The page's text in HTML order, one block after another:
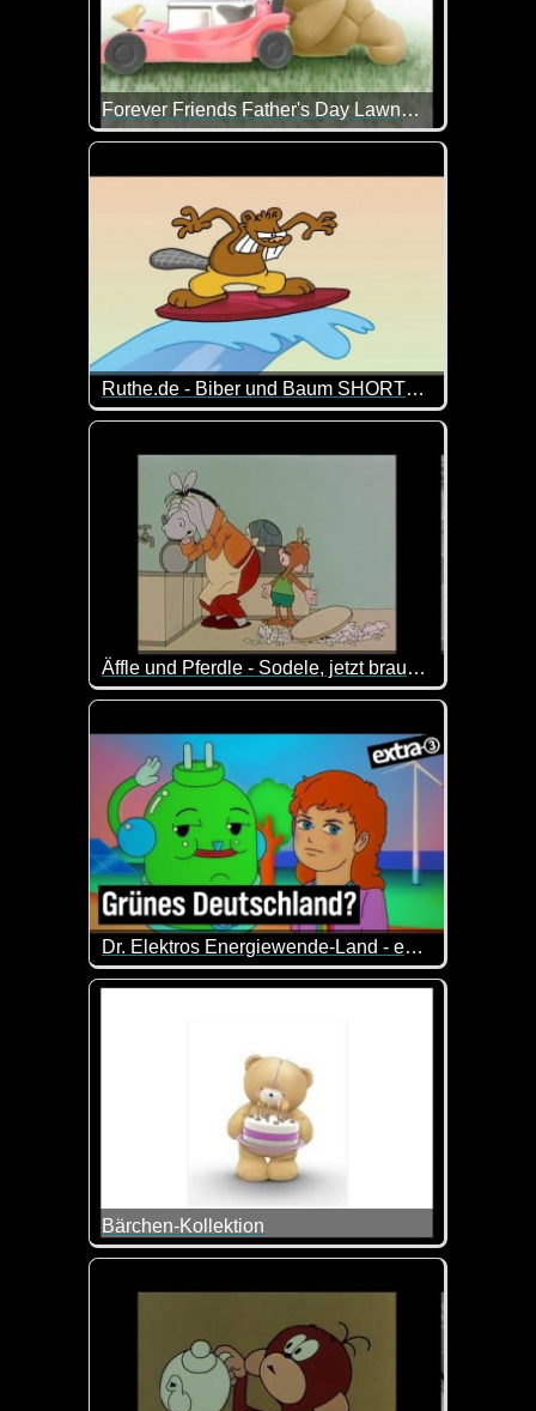
Forever Friends Father's Day Lawnmower
Alles Liebe und Gute zum Vatertag!
Ruthe.de - Biber und Baum SHORTS: "Am Strand"
Der Biber hat mal wieder einen neuen "Plan",
Äffle und Pferdle - Sodele, jetzt brauchsch nimme abspühla
Für alle Nicht-Schwaben heißt das übersetzt:
Dr. Elektros Energiewende-Land - extra 3
Die bittersüße Reise von Sandy und Dr. Elektro
Bärchen-Kollektion
Tolle Zusammenstellung von Bärchen-Szenen.